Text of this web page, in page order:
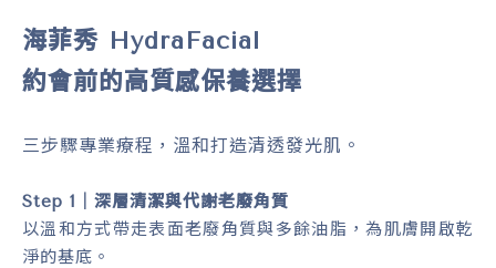
海菲秀 HydraFacial
約會前的高質感保養選擇
三步驟專業療程，溫和打造清透發光肌。
Step 1｜深層清潔與代謝老廢角質
以溫和方式帶走表面老廢角質與多餘油脂，為肌膚開啟乾
淨的基底。